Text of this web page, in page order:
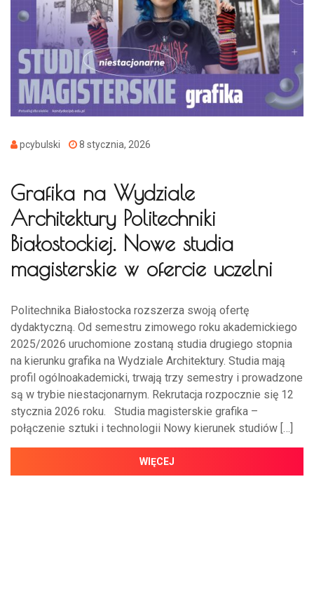
pcybulski 8 stycznia, 2026
Grafika na Wydziale
Architektury Politechniki
Białostockiej. Nowe studia
magisterskie w ofercie uczelni
Politechnika Białostocka rozszerza swoją ofertę
dydaktyczną. Od semestru zimowego roku akademickiego
2025/2026 uruchomione zostaną studia drugiego stopnia
na kierunku grafika na Wydziale Architektury. Studia mają
profil ogólnoakademicki, trwają trzy semestry i prowadzone
są w trybie niestacjonarnym. Rekrutacja rozpocznie się 12
stycznia 2026 roku. Studia magisterskie grafika –
połączenie sztuki i technologii Nowy kierunek studiów […]
WIĘCEJ